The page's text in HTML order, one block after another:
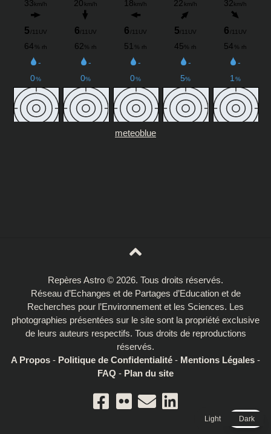
meteoblue
Repères Astro © 2026. Tous droits réservés.
Réseau d’Echanges et de Partages d’Education et de
Recherches pour l’Environnement et les Sciences. Les
photographies présentées sur le site sont la propriété exclusive
de leurs auteurs respectifs. Tous droits de reproductions
réservés.
A Propos - Politique de Confidentialité - Mentions Légales -
FAQ - Plan du site
Light Dark